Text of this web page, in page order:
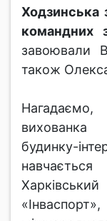
Ходзинська
командних
завоювали
також
вихованка
будинку-